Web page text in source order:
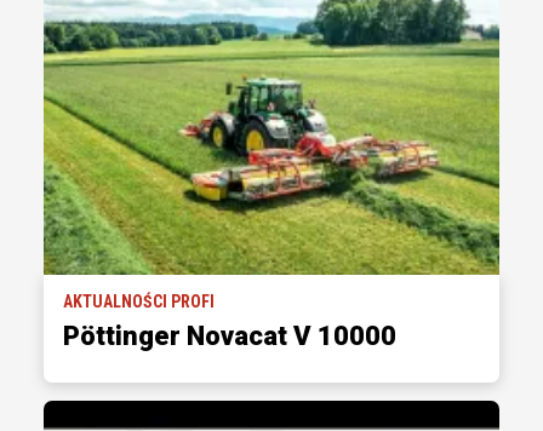
AKTUALNOŚCI PROFI
Pöttinger Novacat V 10000